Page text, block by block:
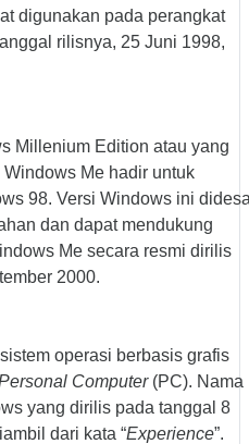
digunakan pada perangkat
rilisnya, 25 Juni 1998,
Millenium Edition atau yang
Me hadir untuk
98. Versi Windows ini
dan dapat mendukung
Me secara resmi dirilis
2000.
operasi berbasis grafis
Computer(PC). Nama
yang dirilis pada tanggal 8
dari kata “Experience”.